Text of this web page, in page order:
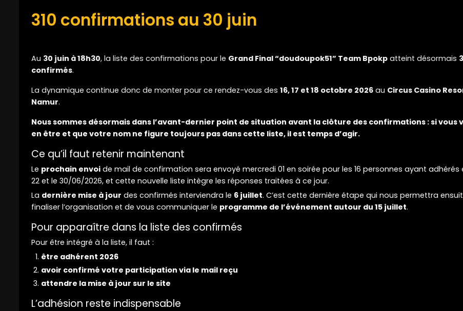
310 confirmations au 30 juin
Au 30 juin à 18h30, la liste des confirmations pour le Grand Final “doudoupok51” Team Bpokp atteint désormais
confirmés.
La dynamique continue donc de monter pour ce rendez-vous des 16, 17 et 18 octobre 2026 au Circus Casino
Namur.
Nous sommes désormais dans l’avant-dernier point de situation avant la clôture des confirmations : si vous
en être et que votre nom ne figure toujours pas dans cette liste, il est temps d’agir.
Ce qu’il faut retenir maintenant
Le prochain envoi de mail de confirmation sera envoyé mercredi 01 en soirée pour les 16 personnes ayant adhérés
22 et le 30/06/2026, et cette nouvelle liste intègre les réponses traitées à ce jour.
La dernière mise à jour des confirmés interviendra le 6 juillet. C’est cette dernière étape qui nous permettra
finaliser l’organisation et de vous communiquer le programme de l’événement autour du 15 juillet.
Pour apparaître dans la liste des confirmés
Pour être intégré à la liste, il faut :
être adhérent 2026
avoir confirmé votre participation via le mail reçu
attendre la mise à jour sur le site
L’adhésion reste indispensable